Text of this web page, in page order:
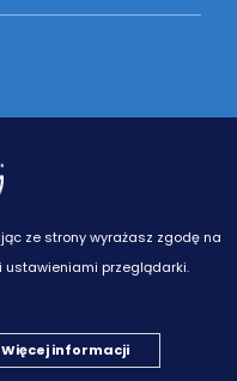
ze strony wyrażasz zgodę na
ustawieniami przeglądarki.
Więcej informacji